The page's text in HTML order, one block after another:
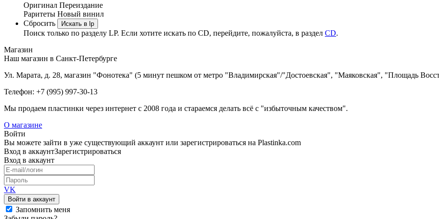
Оригинал Переиздание
Раритеты Новый винил
Сбросить
Искать в lp
Поиск только по разделу LP. Если хотите искать по CD, перейдите, пожалуйста, в раздел CD.
Магазин
Наш магазин в Санкт-Петербурге
Ул. Марата, д. 28, магазин "Фонотека" (5 минут пешком от метро "Владимирская"/"Достоевская", "Маяковская", "Площадь
Телефон: +7 (995) 997-30-13
Мы продаем пластинки через интернет c 2008 года и стараемся делать всё с "избыточным качеством".
О магазине
Войти
Вы можете зайти в уже существующий аккаунт или зарегистрироваться на Plastinka.com
Вход в аккаунтЗарегистрироваться
Вход в аккаунт
VK
Войти в аккаунт
Запомнить меня